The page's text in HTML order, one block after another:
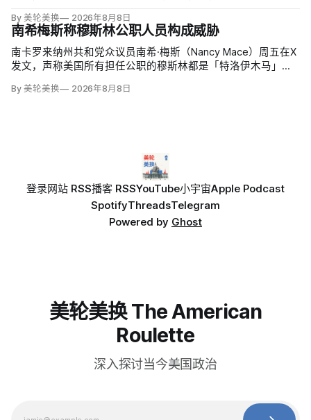
念。英国自由民主党议员丽莎·斯玛特（Lisa Smart）指责特朗
普政府用「MAGA资金」干预英国民主；
By 美轮美换 2026年8月8日
南希梅斯称穆斯林公职人员构成威胁
南卡罗来纳州共和党众议员南希·梅斯（Nancy Mace）周五在X
发文，声称美国所有担任公职的穆斯林都是「特洛伊木马」，
默」。截至浏览器核验时，这条帖子获得约440万次浏览、6.2
By 美轮美换 2026年8月8日
登录网站 RSS播客 RSSYouTube小宇宙Apple Podcast
SpotifyThreadsTelegram
Powered by Ghost
美轮美换 The American
Roulette
深入探讨当今美国政治